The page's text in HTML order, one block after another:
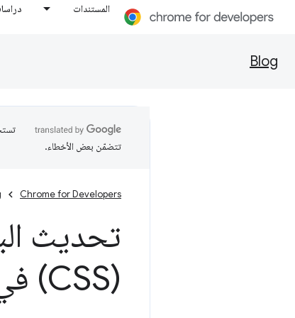
المستندات
Blog
تتضمّن بعض الأخطاء.
Chrome for Developers
تحديث
(CSS) في "أدوات مطوري البرامج"